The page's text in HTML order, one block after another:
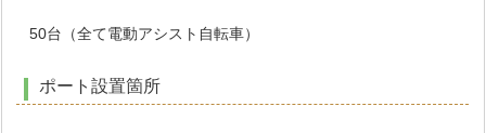
50台（全て電動アシスト自転車）
ポート設置箇所